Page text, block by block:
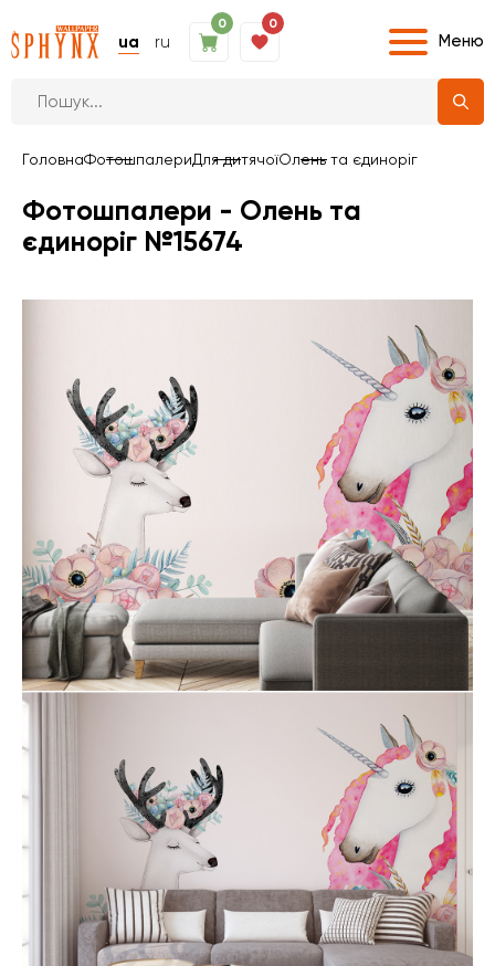
ua ru
0 0
Меню
ГоловнаФотошпалериДля дитячоїОлень та єдиноріг
Фотошпалери - Олень та
єдиноріг №15674